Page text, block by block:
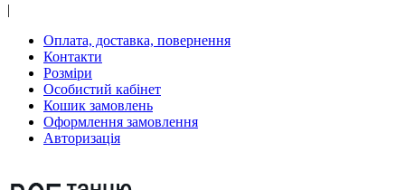
|
Оплата, доставка, повернення
Контакти
Розміри
Особистий кабінет
Кошик замовлень
Оформлення замовлення
Авторизація